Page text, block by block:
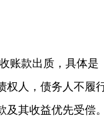
账款出质，具体是
权人，债务人不履
及其收益优先受偿